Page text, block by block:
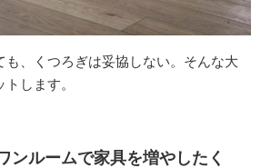
も、くつろぎは妥協しない。そんな大
します。
ンルームで家具を増やしたく